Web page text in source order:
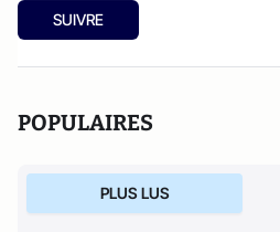
SUIVRE
POPULAIRES
PLUS LUS